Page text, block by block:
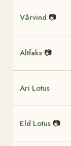
Vårvind 📷
Altfaks 📷
Ari Lotus
Eld Lotus 📷